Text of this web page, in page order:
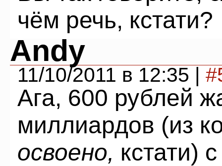
чём речь, кстати?
Andy
11/10/2011 в 12:35 |
Ага, 600 рублей
миллиардов (из
освоено, кстати)